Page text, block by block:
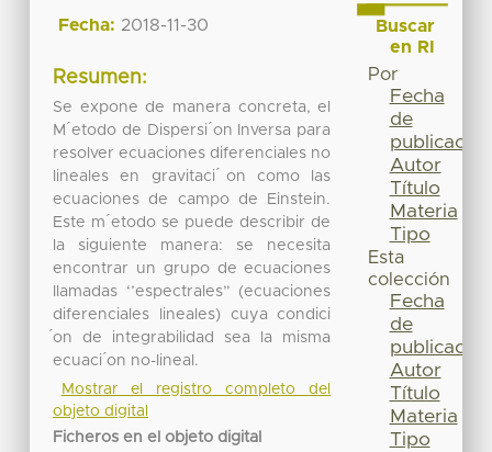
Fecha: 2018-11-30
Resumen:
Se expone de manera concreta, el
M ́etodo de Dispersi ́on Inversa para
resolver ecuaciones diferenciales no
lineales en gravitaci ́on como las
ecuaciones de campo de Einstein.
Este m ́etodo se puede describir de
la siguiente manera: se necesita
encontrar un grupo de ecuaciones
llamadas ‘’espectrales” (ecuaciones
diferenciales lineales) cuya condici
́on de integrabilidad sea la misma
ecuaci ́on no-lineal.
Mostrar el registro completo del
objeto digital
Ficheros en el objeto digital
Buscar
en RI
Por
Fecha
de
publicación
Autor
Título
Materia
Tipo
Esta
colección
Fecha
de
publicación
Autor
Título
Materia
Tipo